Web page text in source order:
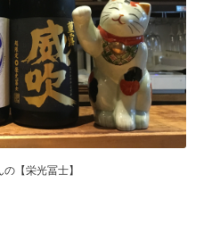
【栄光冨士】